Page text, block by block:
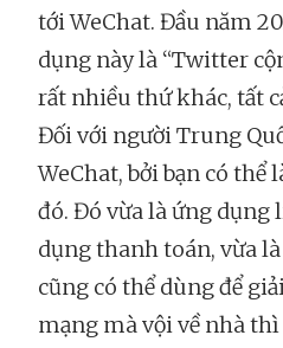
tới WeChat. Đầu năm
dụng này là “Twitter
rất nhiều thứ khác, tất
Đối với người Trung
WeChat, bởi bạn có thể
đó. Đó vừa là ứng dụng
dụng thanh toán, vừa
cũng có thể dùng để
mạng mà vội về nhà